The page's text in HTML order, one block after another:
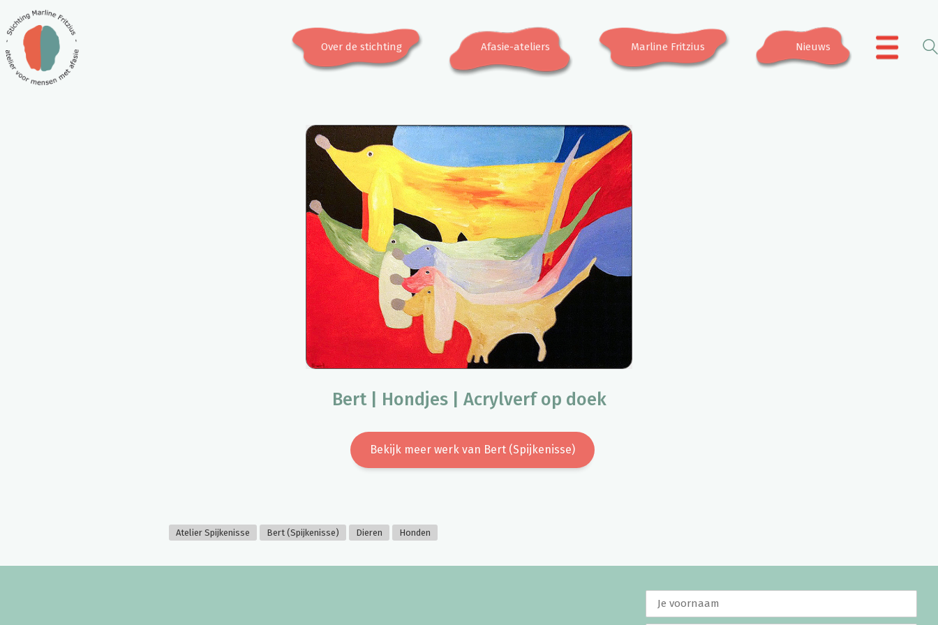
Over de stichting Afasie-ateliers Marline Fritzius Nieuws .
Bert | Hondjes | Acrylverf op doek
Bekijk meer werk van Bert (Spijkenisse)
Atelier Spijkenisse Bert (Spijkenisse) Dieren Honden